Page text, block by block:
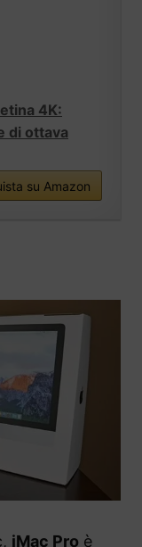
4K:
di ottava
su Amazon
iMac Pro è